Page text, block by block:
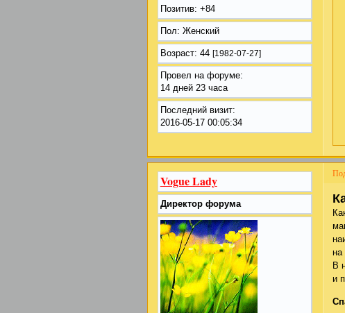
Позитив: +84
Пол: Женский
Возраст: 44 [1982-07-27]
Провел на форуме:
14 дней 23 часа
Последний визит:
2016-05-17 00:05:34
Vogue Lady
Директор форума
на
В
и